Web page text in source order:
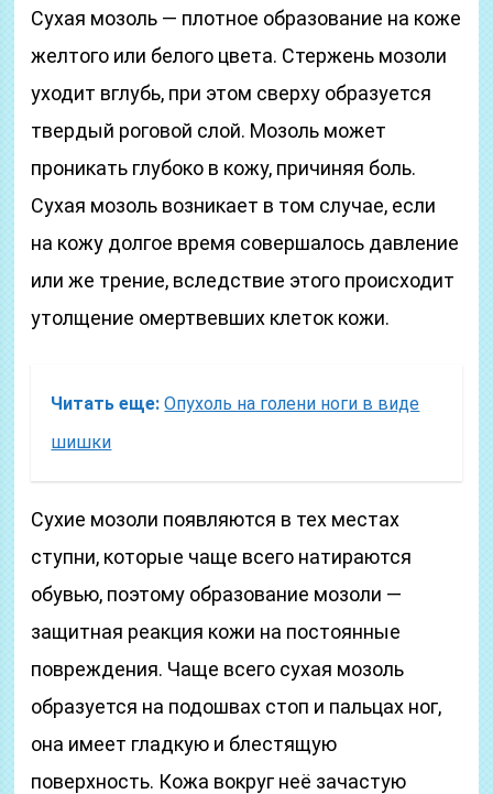
Сухая мозоль — плотное образование на коже
желтого или белого цвета. Стержень мозоли
уходит вглубь, при этом сверху образуется
твердый роговой слой. Мозоль может
проникать глубоко в кожу, причиняя боль.
Сухая мозоль возникает в том случае, если
на кожу долгое время совершалось давление
или же трение, вследствие этого происходит
утолщение омертвевших клеток кожи.
Читать еще: Опухоль на голени ноги в виде
шишки
Сухие мозоли появляются в тех местах
ступни, которые чаще всего натираются
обувью, поэтому образование мозоли —
защитная реакция кожи на постоянные
повреждения. Чаще всего сухая мозоль
образуется на подошвах стоп и пальцах ног,
она имеет гладкую и блестящую
поверхность. Кожа вокруг неё зачастую